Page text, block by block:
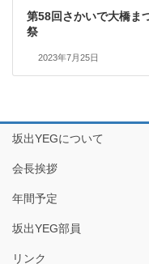
第58回さかいで大橋ま
祭
2023年7月25日
坂出YEGについて
会長挨拶
年間予定
坂出YEG部員
リンク